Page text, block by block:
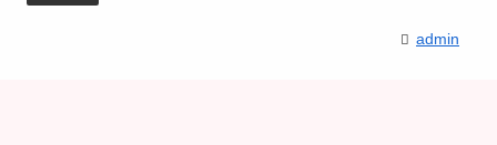
admin